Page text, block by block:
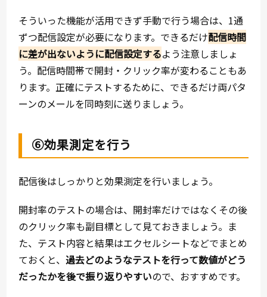
そういった機能が活用できず手動で行う場合は、1通
ずつ配信設定が必要になります。できるだけ配信時間
に差が出ないように配信設定するよう注意しましょ
う。配信時間帯で開封・クリック率が変わることもあ
ります。正確にテストするために、できるだけ両パタ
ーンのメールを同時刻に送りましょう。
⑥効果測定を行う
配信後はしっかりと効果測定を行いましょう。
開封率のテストの場合は、開封率だけではなくその後
のクリック率も副目標として見ておきましょう。ま
た、テスト内容と結果はエクセルシートなどでまとめ
ておくと、過去どのようなテストを行って数値がどう
だったかを後で振り返りやすいので、おすすめです。